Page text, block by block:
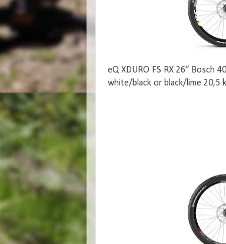
eQ XDURO FS RX 26“ Bosch
white/black or black/lime 20,5